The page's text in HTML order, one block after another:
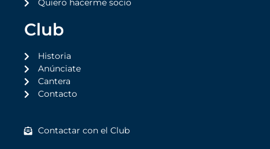
Quiero hacerme socio
Club
Historia
Anúnciate
Cantera
Contacto
Contactar con el Club